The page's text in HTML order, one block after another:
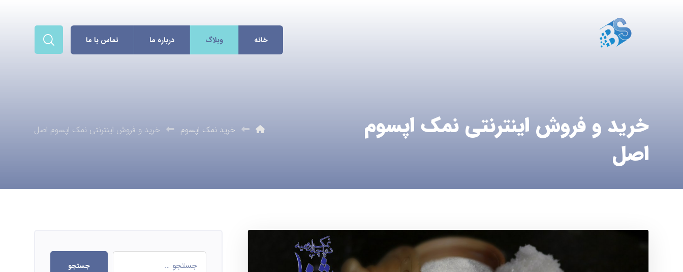
خانه وبلاگ درباره ما تماس با ما
خرید و فروش اینترنتی نمک اپسوم
اصل
خرید نمک اپسوم خرید و فروش اینترنتی نمک اپسوم اصل
جستجو